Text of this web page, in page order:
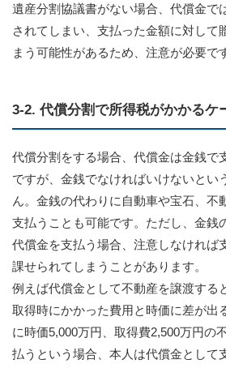
遺産分割協議書がない場合、代償金で
されてしまい、支払った金額に対して
まう可能性があるため、注意が必要で
3-2. 代償分割で所得税がかかるケ
代償分割をする場合、代償金は金銭で
ですが、金銭でなければいけないとい
ん。金銭の代わりに自動車や宝石、不
支払うことも可能です。ただし、金銭
代償金を支払う場合、注意しなければ
課せられてしまうことがあります。
例えば代償金として不動産を譲渡する
取得時にかかった費用と時価に差が出
に時価5,000万円、取得費2,500万円の
払うという場合、本人は代償金として